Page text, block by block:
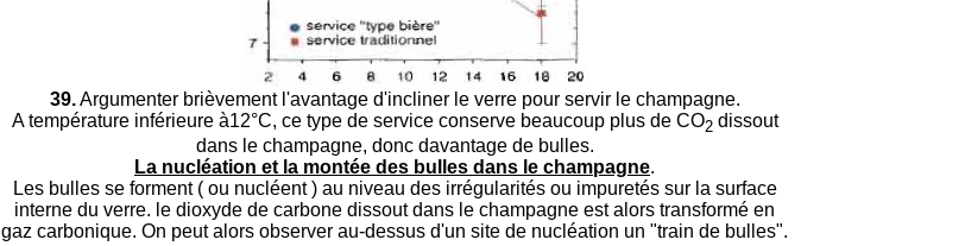
39.Argumenter brièvement l'avantage d'incliner le verre pour servir le champagne.
A température inférieure à12°C, ce type de service conserve beaucoup plus de CO2dissout
dans le champagne, donc davantage de bulles.
La nucléation et la montée des bulles dans le champagne.
Les bulles se forment ( ou nucléent ) au niveau des irrégularités ou impuretés sur la surface
interne du verre. le dioxyde de carbone dissout dans le champagne est alors transformé en
gaz carbonique. On peut alors observer au-dessus d'un site de nucléation un "train de bulles".